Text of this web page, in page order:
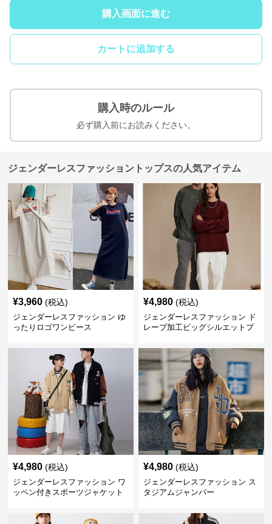
購入画面に進む
カートに追加する
購入時のルール
必ず購入前にお読みください。
ジェンダーレスファッショントップスの人気アイテム
¥3,960 (税込)
ジェンダーレスファッション ゆ
ったりロゴワンピース
¥4,980 (税込)
ジェンダーレスファッション ド
レープ加工ビッグシルエットプ
¥4,980 (税込)
ジェンダーレスファッション ワ
ッペン付きスポーツジャケット
¥4,980 (税込)
ジェンダーレスファッション ス
タジアムジャンパー